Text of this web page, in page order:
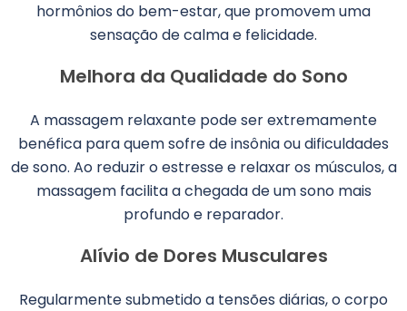
hormônios do bem-estar, que promovem uma
sensação de calma e felicidade.
Melhora da Qualidade do Sono
A massagem relaxante pode ser extremamente
benéfica para quem sofre de insônia ou dificuldades
de sono. Ao reduzir o estresse e relaxar os músculos, a
massagem facilita a chegada de um sono mais
profundo e reparador.
Alívio de Dores Musculares
Regularmente submetido a tensões diárias, o corpo